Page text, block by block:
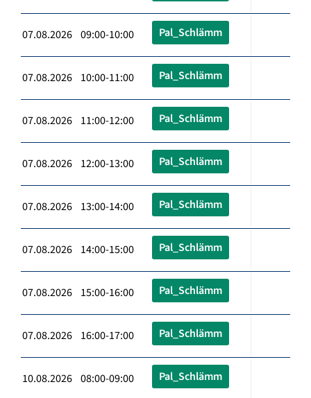
07.08.2026 09:00-10:00 Pal_Schlämm
07.08.2026 10:00-11:00 Pal_Schlämm
07.08.2026 11:00-12:00 Pal_Schlämm
07.08.2026 12:00-13:00 Pal_Schlämm
07.08.2026 13:00-14:00 Pal_Schlämm
07.08.2026 14:00-15:00 Pal_Schlämm
07.08.2026 15:00-16:00 Pal_Schlämm
07.08.2026 16:00-17:00 Pal_Schlämm
10.08.2026 08:00-09:00 Pal_Schlämm